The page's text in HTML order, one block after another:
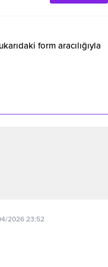
form aracılığıyla
2026 23:52